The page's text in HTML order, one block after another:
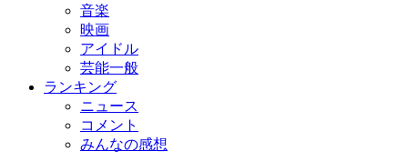
音楽
映画
アイドル
芸能一般
ランキング
ニュース
コメント
みんなの感想